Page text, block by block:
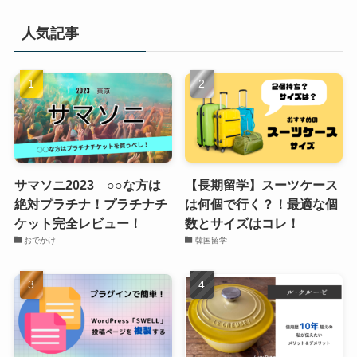
人気記事
サマソニ2023 ○○な方は
絶対プラチナ！プラチナチ
ケット完全レビュー！
おでかけ
【長期留学】スーツケース
は何個で行く？！最適な個
数とサイズはコレ！
韓国留学